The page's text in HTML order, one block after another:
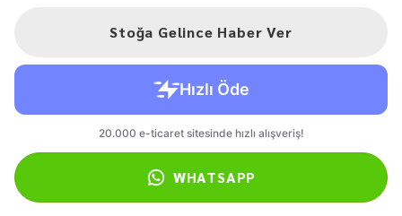
Stoğa Gelince Haber Ver
WHATSAPP